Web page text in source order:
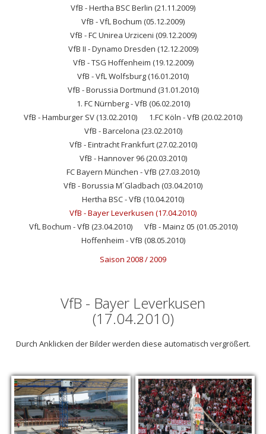
VfB - Hertha BSC Berlin (21.11.2009)
VfB - VfL Bochum (05.12.2009)
VfB - FC Unirea Urziceni (09.12.2009)
VfB II - Dynamo Dresden (12.12.2009)
VfB - TSG Hoffenheim (19.12.2009)
VfB - VfL Wolfsburg (16.01.2010)
VfB - Borussia Dortmund (31.01.2010)
1. FC Nürnberg - VfB (06.02.2010)
VfB - Hamburger SV (13.02.2010)
1.FC Köln - VfB (20.02.2010)
VfB - Barcelona (23.02.2010)
VfB - Eintracht Frankfurt (27.02.2010)
VfB - Hannover 96 (20.03.2010)
FC Bayern München - VfB (27.03.2010)
VfB - Borussia M´Gladbach (03.04.2010)
Hertha BSC - VfB (10.04.2010)
VfB - Bayer Leverkusen (17.04.2010)
VfL Bochum - VfB (23.04.2010)
VfB - Mainz 05 (01.05.2010)
Hoffenheim - VfB (08.05.2010)
Saison 2008 / 2009
VfB - Bayer Leverkusen
(17.04.2010)
Durch Anklicken der Bilder werden diese automatisch vergrößert.